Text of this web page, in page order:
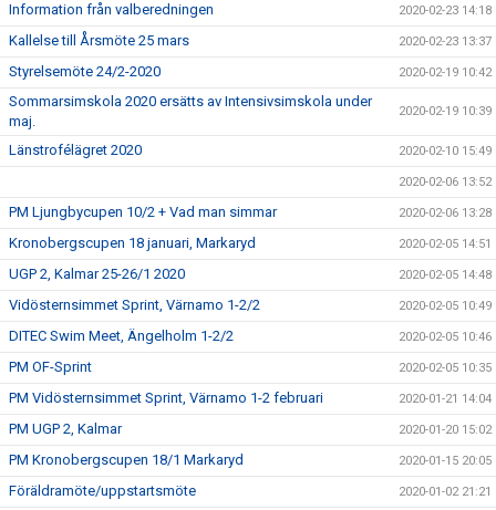
Information från valberedningen 2020-02-23 14:18
Kallelse till Årsmöte 25 mars 2020-02-23 13:37
Styrelsemöte 24/2-2020 2020-02-19 10:42
Sommarsimskola 2020 ersätts av Intensivsimskola under
maj.
2020-02-19 10:39
Länstrofélägret 2020 2020-02-10 15:49
2020-02-06 13:52
PM Ljungbycupen 10/2 + Vad man simmar 2020-02-06 13:28
Kronobergscupen 18 januari, Markaryd 2020-02-05 14:51
UGP 2, Kalmar 25-26/1 2020 2020-02-05 14:48
Vidösternsimmet Sprint, Värnamo 1-2/2 2020-02-05 10:49
DITEC Swim Meet, Ängelholm 1-2/2 2020-02-05 10:46
PM OF-Sprint 2020-02-05 10:35
PM Vidösternsimmet Sprint, Värnamo 1-2 februari 2020-01-21 14:04
PM UGP 2, Kalmar 2020-01-20 15:02
PM Kronobergscupen 18/1 Markaryd 2020-01-15 20:05
Föräldramöte/uppstartsmöte 2020-01-02 21:21